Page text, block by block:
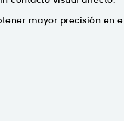
mayor precisión en